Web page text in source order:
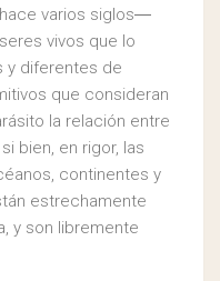
varios siglos―
vivos que lo
y diferentes de
que consideran
la relación entre
bien, en rigor, las
continentes y
estrechamente
y son libremente